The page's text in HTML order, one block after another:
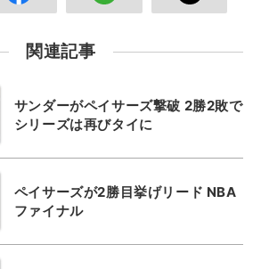
関連記事
サンダーがペイサーズ撃破 2勝2敗で
シリーズは再びタイに
ペイサーズが2勝目挙げリード NBA
ファイナル